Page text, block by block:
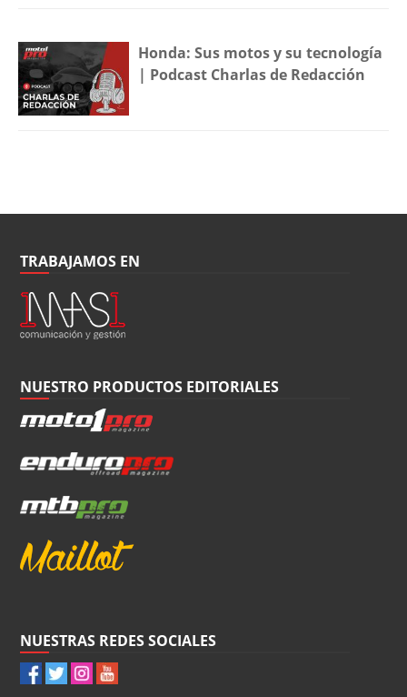
Honda: Sus motos y su tecnología
| Podcast Charlas de Redacción
TRABAJAMOS EN
NUESTRO PRODUCTOS EDITORIALES
NUESTRAS REDES SOCIALES